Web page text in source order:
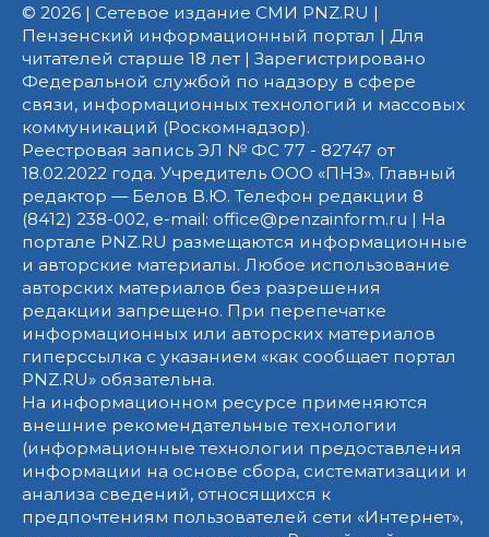
© 2026 | Сетевое издание СМИ PNZ.RU |
Пензенский информационный портал | Для
читателей старше 18 лет | Зарегистрировано
Федеральной службой по надзору в сфере
связи, информационных технологий и массовых
коммуникаций (Роскомнадзор).
Реестровая запись ЭЛ № ФС 77 - 82747 от
18.02.2022 года. Учредитель ООО «ПНЗ». Главный
редактор — Белов В.Ю. Телефон редакции 8
(8412) 238-002, e-mail: office@penzainform.ru | На
портале PNZ.RU размещаются информационные
и авторские материалы. Любое использование
авторских материалов без разрешения
редакции запрещено. При перепечатке
информационных или авторских материалов
гиперссылка с указанием «как сообщает портал
PNZ.RU» обязательна.
На информационном ресурсе применяются
внешние рекомендательные технологии
(информационные технологии предоставления
информации на основе сбора, систематизации и
анализа сведений, относящихся к
предпочтениям пользователей сети «Интернет»,